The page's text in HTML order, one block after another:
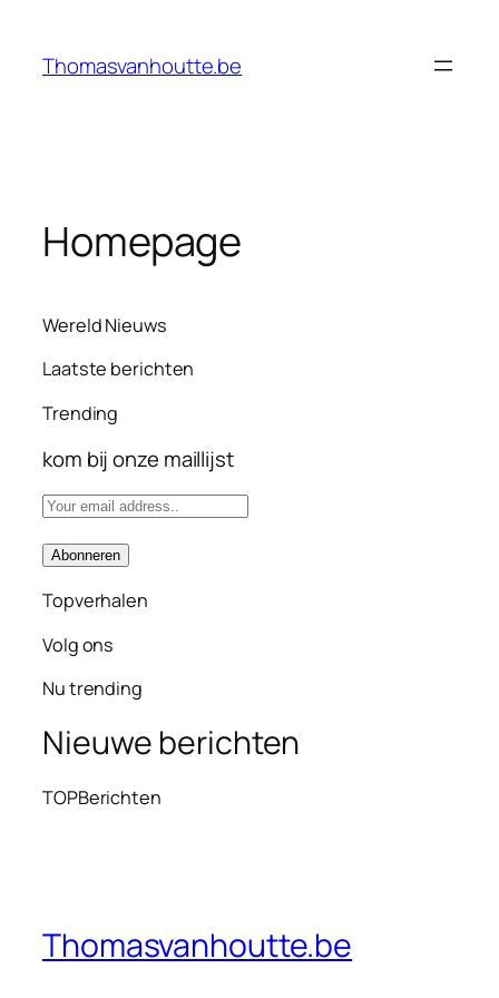
Thomasvanhoutte.be
Homepage
Wereld Nieuws
Laatste berichten
Trending
kom bij onze maillijst
Topverhalen
Volg ons
Nu trending
Nieuwe berichten
TOPBerichten
Thomasvanhoutte.be